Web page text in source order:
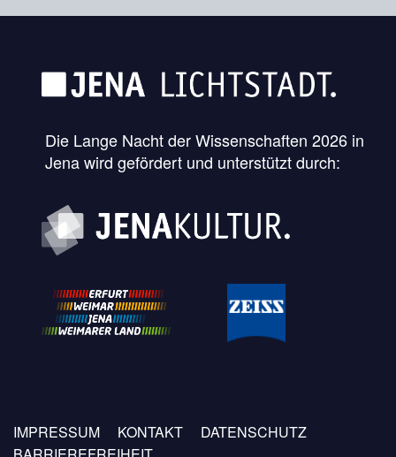
Die Lange Nacht der Wissenschaften 2026 in
Jena wird gefördert und unterstützt durch:
Fußzeilen
Menü
IMPRESSUM KONTAKT
DATENSCHUTZ